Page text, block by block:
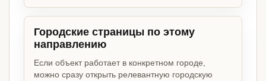
Городские страницы по этому
направлению
Если объект работает в конкретном городе,
можно сразу открыть релевантную городскую